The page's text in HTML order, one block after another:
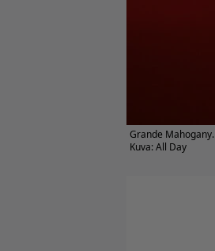
Grande Mahogany.
Kuva: All Day